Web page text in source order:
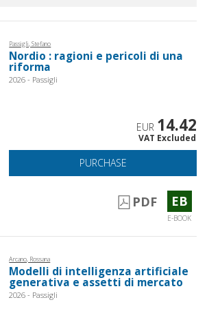
Passigli, Stefano
Nordio : ragioni e pericoli di una
riforma
2026 - Passigli
EUR 14.42
VAT Excluded
PURCHASE
PDF EB
E-BOOK
Arcano, Rossana
Modelli di intelligenza artificiale
generativa e assetti di mercato
2026 - Passigli